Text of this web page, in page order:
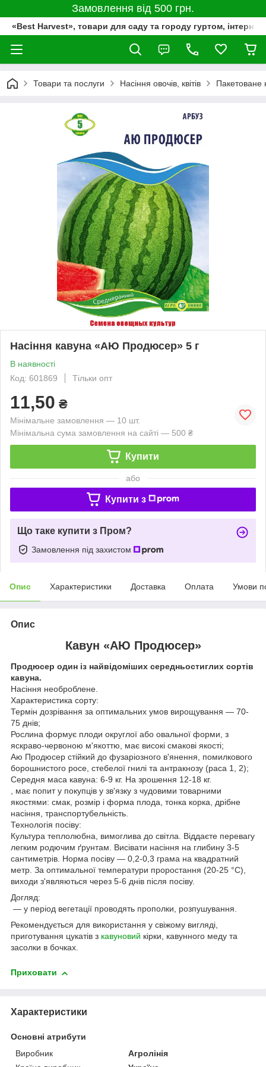
Замовлення від 500 грн.
«Best Harvest», товари для саду та городу гуртом,
Товари та послуги Насіння овочів, квітів Пакетоване
Насіння кавуна «АЮ Продюсер» 5 г
В наявності
Код: 601869
Тільки опт
11,50 ₴
Мінімальне замовлення — 10 шт.
Мінімальна сума замовлення на сайті — 500 ₴
Купити
або
Купити з
Що таке купити з Пром?
Замовлення під захистом
Опис Характеристики Доставка Оплата Умови
Опис
Кавун «АЮ Продюсер»
Продюсер один із найвідоміших середньостиглих сортів
кавуна.
Насіння необроблене.
Характеристика сорту:
Термін дозрівання за оптимальних умов вирощування — 70-
75 днів;
Рослина формує плоди округлої або овальної форми, з
яскраво-червоною м'якоттю, має високі смакові якості;
Аю Продюсер стійкий до фузаріозного в'янення, помилкового
борошнистого росе, стебелої гнилі та антракнозу (раса 1, 2);
Середня маса кавуна: 6-9 кг. На зрошення 12-18 кг.
, має попит у покупців у зв'язку з чудовими товарними
якостями: смак, розмір і форма плода, тонка корка, дрібне
насіння, транспортубельність.
Технологія посіву:
Культура теплолюбна, вимоглива до світла. Віддаєте перевагу
легким родючим ґрунтам. Висівати насіння на глибину 3-5
сантиметрів. Норма посіву — 0,2-0,3 грама на квадратний
метр. За оптимальної температури проростання (20-25 °C),
виходи з'являються через 5-6 днів після посіву.
Догляд:
— у період вегетації проводять прополки, розпушування.
Рекомендується для використання у свіжому вигляді,
приготування цукатів з кавуновий кірки, кавунного меду та
засолки в бочках.
Приховати
Характеристики
Основні атрибути
Виробник
Агролінія